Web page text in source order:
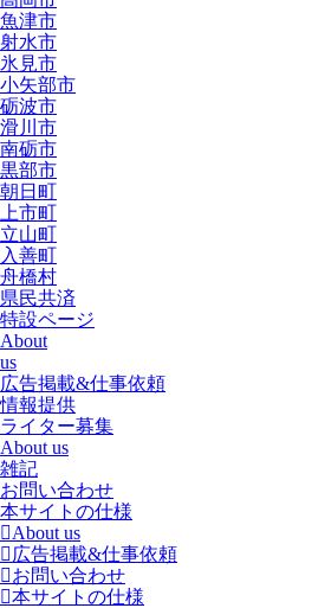
魚津市
射水市
氷見市
小矢部市
砺波市
滑川市
南砺市
黒部市
朝日町
上市町
立山町
入善町
舟橋村
県民共済
特設ページ
About
us
広告掲載&仕事依頼
情報提供
ライター募集
About us
雑記
お問い合わせ
本サイトの仕様
About us
広告掲載&仕事依頼
お問い合わせ
本サイトの仕様